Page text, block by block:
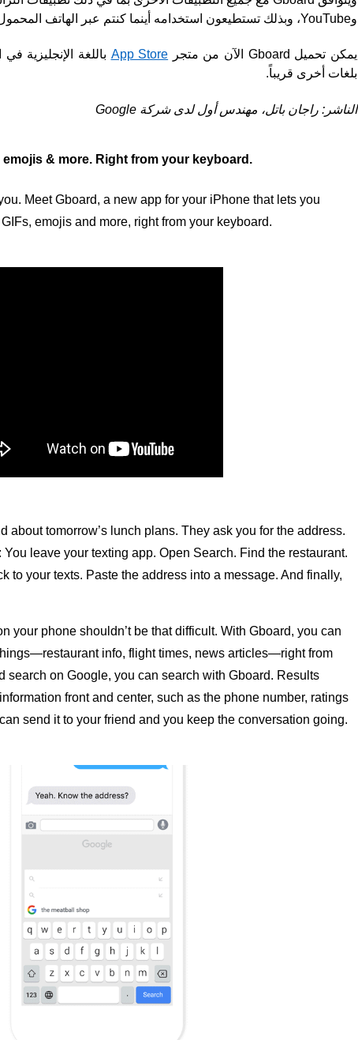
وYouTube، وبذلك تستطيعون استخدامه أينما كنتم عبر الهاتف المحمول.
يمكن تحميل Gboard الآن من متجر App Store
بلغات أخرى قريباً.
الناشر: راجان باتل، مهندس أول لدى شركة Google
emojis & more. Right from your keyboard.
Meet Gboard, a new app for your iPhone that lets you
emojis and more, right from your keyboard.
about tomorrow’s lunch plans. They ask you for the address.
You leave your texting app. Open Search. Find the restaurant.
to your texts. Paste the address into a message. And finally,
your phone shouldn’t be that difficult. With Gboard, you can
info, flight times, news articles—right from
search on Google, you can search with Gboard. Results
front and center, such as the phone number, ratings
send it to your friend and you keep the conversation going.